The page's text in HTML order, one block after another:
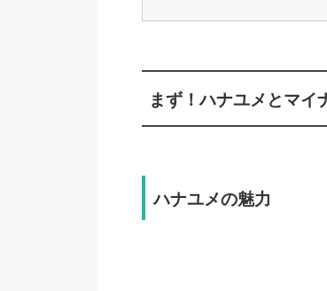
まず！ハナユメとマイ
ハナユメの魅力